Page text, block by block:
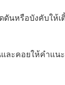
ดันหรือบังคับให้เ
ะคอยให้คำแนะ